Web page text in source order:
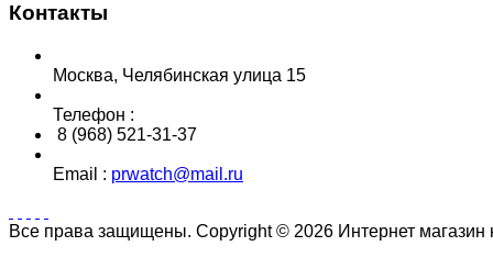
Контакты
Москва, Челябинская улица 15
Телефон :
8 (968) 521-31-37
Email : prwatch@mail.ru
Все права защищены. Copyright © 2026 Интернет магазин